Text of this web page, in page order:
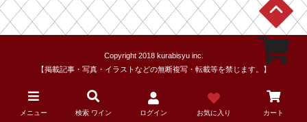
Copyright 2018 kurabisyu inc.
【掲載記事・写真・イラストなどの無断複写・転載等を禁じます。】
メニュー 検索 ワイン ログイン お気に入り カート